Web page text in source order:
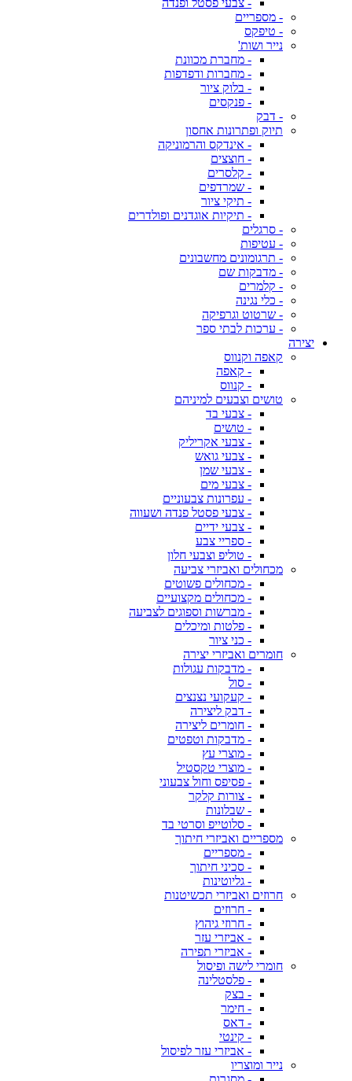
- צבעי פסטל ופנדה
- מספריים
- טיפקס
נייר ושות'
- מחברת מכוונת
- מחברות ודפדפות
- בלוק ציור
- פנקסים
- דבק
תיוק ופתרונות אחסון
- אינדקס והרמוניקה
- חוצצים
- קלסרים
- שמרדפים
- תיקי ציור
- תיקיות אוגדנים ופולדרים
- סרגלים
- עטיפות
- תרגומונים מחשבונים
- מדבקות שם
- קלמרים
- כלי נגינה
- שרטוט וגרפיקה
- ערכות לבתי ספר
יצירה
קאפה וקנווס
- קאפה
- קנווס
טושים וצבעים למיניהם
- צבעי בד
- טושים
- צבעי אקריליק
- צבעי גואש
- צבעי שמן
- צבעי מים
- עפרונות צבעוניים
- צבעי פסטל פנדה ושעווה
- צבעי ידיים
- ספריי צבע
- טוליפ וצבעי חלון
מכחולים ואביזרי צביעה
- מכחולים פשוטים
- מכחולים מקצועיים
- מברשות וספוגים לצביעה
- פלטות ומיכלים
- כני ציור
חומרים ואביזרי יצירה
- מדבקות עגולות
- סול
- קעקועי נצנצים
- דבק ליצירה
- חומרים ליצירה
- מדבקות וטפטים
- מוצרי עץ
- מוצרי טקסטיל
- פסיפס וחול צבעוני
- צורות קלקר
- שבלונות
- סלוטייפ וסרטי בד
מספריים ואביזרי חיתוך
- מספריים
- סכיני חיתוך
- גליוטינות
חרוזים ואביזרי תכשיטנות
- חרוזים
- חרוזי גיהוץ
- אביזרי עזר
- אביזרי תפירה
חומרי לישה ופיסול
- פלסטלינה
- בצק
- חימר
- דאס
- קינטי
- אביזרי עזר לפיסול
נייר ומוצריו